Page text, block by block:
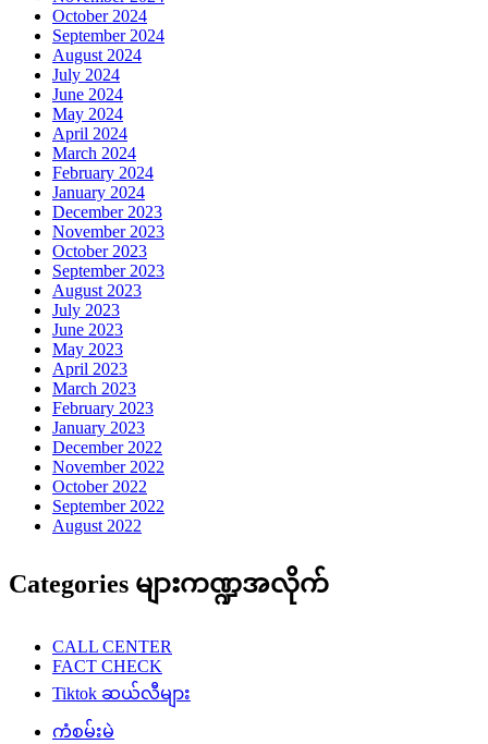
October 2024
September 2024
August 2024
July 2024
June 2024
May 2024
April 2024
March 2024
February 2024
January 2024
December 2023
November 2023
October 2023
September 2023
August 2023
July 2023
June 2023
May 2023
April 2023
March 2023
February 2023
January 2023
December 2022
November 2022
October 2022
September 2022
August 2022
Categories များကဏ္ဍအလိုက်
CALL CENTER
FACT CHECK
Tiktok ဆယ်လီများ
ကံစမ်းမဲ